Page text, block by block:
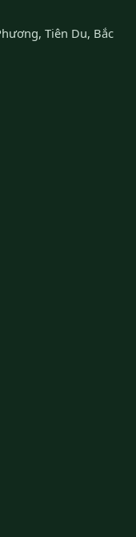
Tiên Du, Bắc